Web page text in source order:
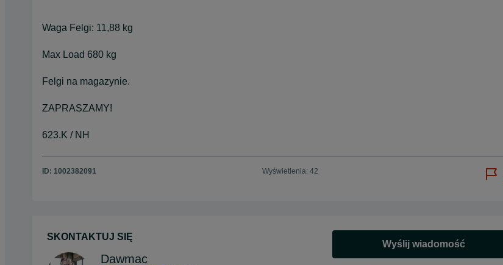
Waga Felgi: 11,88 kg
Max Load 680 kg
Felgi na magazynie.
ZAPRASZAMY!
623.K / NH
ID: 1002382091 Wyświetlenia: 42
SKONTAKTUJ SIĘ
Dawmac
Wyślij wiadomość